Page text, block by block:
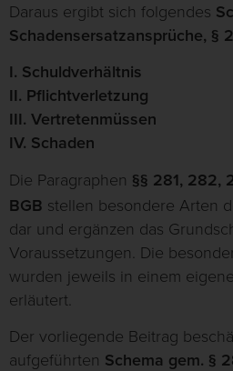
Daraus ergibt sich folgendes
Schadensersatzansprüche, §
I. Schuldverhältnis
II. Pflichtverletzung
III. Vertretenmüssen
IV. Schaden
Die Paragraphen §§ 281, 282,
BGB stellen besondere Arten
dar und ergänzen das
Voraussetzungen. Die
wurden jeweils in einem
erläutert.
Der vorliegende Beitrag
aufgeführten Schema gem. §